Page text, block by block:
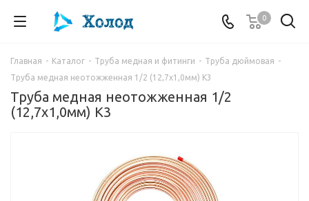
0
Главная - Каталог - Труба медная и фитинги - Труба дюймовая -
Труба медная неотожженная 1/2 (12,7x1,0мм) K3
Труба медная неотожженная 1/2
(12,7x1,0мм) K3